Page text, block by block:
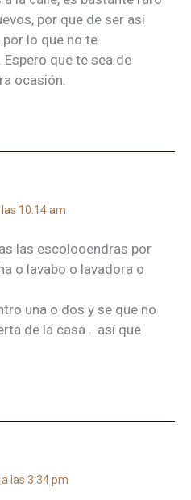
por que de ser así
por lo que no te
que te sea de
ocasión.
10:14 am
las escolooendras por
o lavabo o lavadora o
una o dos y se que no
de la casa… así que
las 3:34 pm